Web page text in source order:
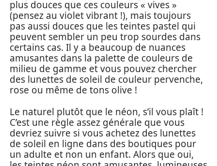
plus douces que ces couleurs « vives »
(pensez au violet vibrant !), mais toujours
pas aussi douces que les teintes pastel qui
peuvent sembler un peu trop sourdes dans
certains cas. Il y a beaucoup de nuances
amusantes dans la palette de couleurs de
milieu de gamme et vous pouvez chercher
des lunettes de soleil de couleur pervenche,
rose ou même de tons olive !
Le naturel plutôt que le néon, s’il vous plaît !
C’est une règle assez générale que vous
devriez suivre si vous achetez des lunettes
de soleil en ligne dans des boutiques pour
un adulte et non un enfant. Alors que oui,